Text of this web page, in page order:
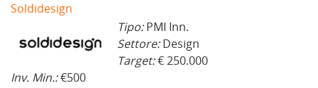
Soldidesign
Tipo:PMI Inn.
Settore:Design
Target:€ 250.000
Inv. Min.:€500